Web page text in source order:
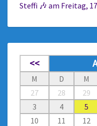
Steffi 🎶 am Freitag,
<<
M D M
27
28 29
3
4 5
10
11 12